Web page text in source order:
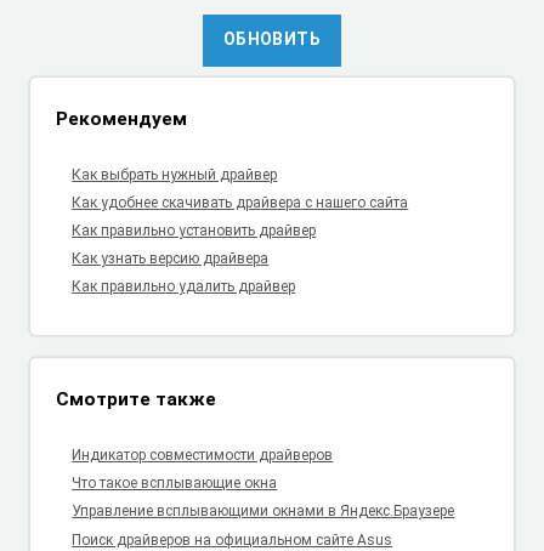
ОБНОВИТЬ
Рекомендуем
Как выбрать нужный драйвер
Как удобнее скачивать драйвера с нашего сайта
Как правильно установить драйвер
Как узнать версию драйвера
Как правильно удалить драйвер
Смотрите также
Индикатор совместимости драйверов
Что такое всплывающие окна
Управление всплывающими окнами в Яндекс.Браузере
Поиск драйверов на официальном сайте Asus